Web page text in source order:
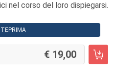
nel corso del loro dispiegarsi.
19,00